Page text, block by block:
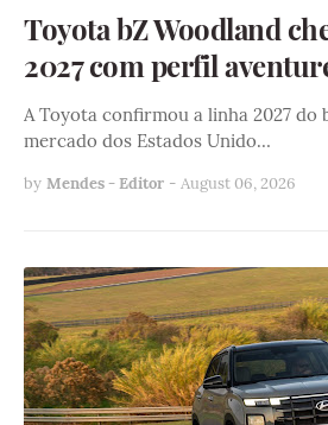
Toyota bZ Woodland
2027 com perfil
A Toyota confirmou a linha 2027 do
mercado dos Estados Unido…
by Mendes - Editor - August 06, 2026